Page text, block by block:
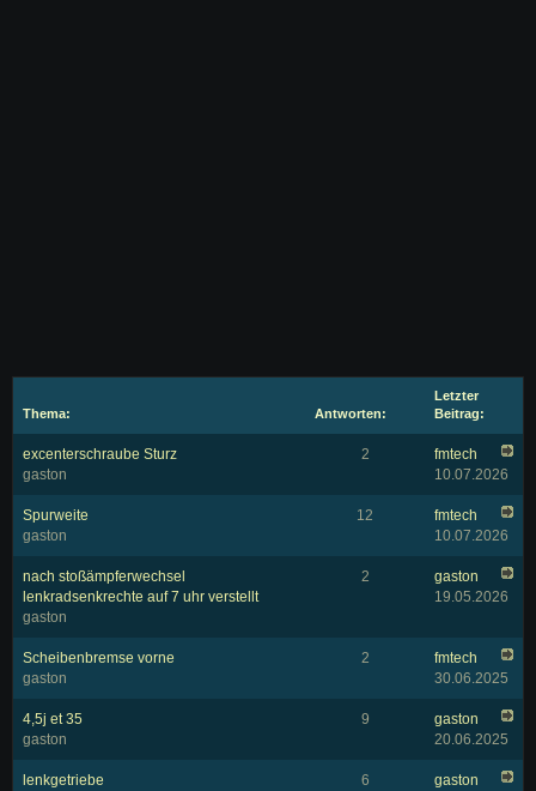
Thema: Antworten:
Letzter
Beitrag:
excenterschraube Sturz
gaston
2
fmtech
10.07.2026
Spurweite
gaston
12
fmtech
10.07.2026
nach stoßämpferwechsel
lenkradsenkrechte auf 7 uhr verstellt
gaston
2
gaston
19.05.2026
Scheibenbremse vorne
gaston
2
fmtech
30.06.2025
4,5j et 35
gaston
9
gaston
20.06.2025
lenkgetriebe
6
gaston